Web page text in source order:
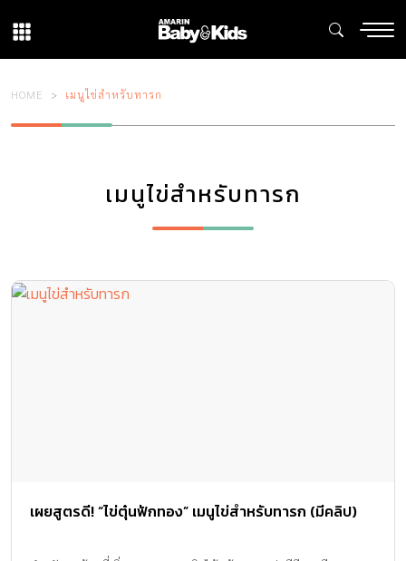
HOME เมนูไข่สําหรับทารก
เมนูไข่สําหรับทารก
เผยสูตรดี! “ไข่ตุ๋นฟักทอง” เมนูไข่สําหรับทารก (มีคลิป)